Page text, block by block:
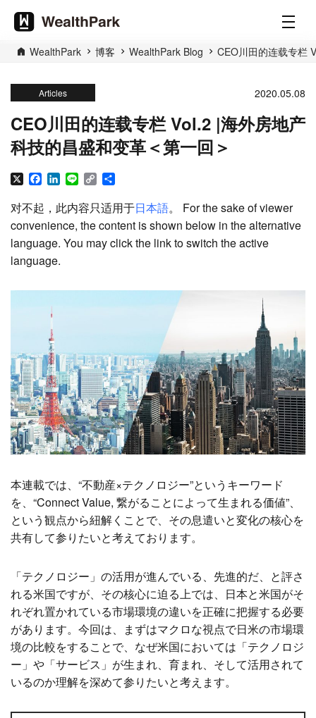
WealthPark 博客 WealthPark Blog CEO川田的连载专栏
Articles 2020.05.08
CEO川田的连载专栏 Vol.2 |海外房地产
科技的昌盛和变革＜第一回＞
X Facebook
LinkedIn
Line Copy
对不起，此内容只适用于日本語。 For the sake of viewer
convenience, the content is shown below in the alternative
language. You may click the link to switch the active
language.
本連載では、“不動産×テクノロジー”というキーワード
を、“Connect Value, 繋がることによって生まれる価値”、
という観点から紐解くことで、その息遣いと変化の核心を
共有して参りたいと考えております。
「テクノロジー」の活用が進んでいる、先進的だ、と評さ
れる米国ですが、その核心に迫る上では、日本と米国がそ
れぞれ置かれている市場環境の違いを正確に把握する必要
があります。今回は、まずはマクロな視点で日米の市場環
境の比較をすることで、なぜ米国においては「テクノロジ
ー」や「サービス」が生まれ、育まれ、そして活用されて
いるのか理解を深めて参りたいと考えます。